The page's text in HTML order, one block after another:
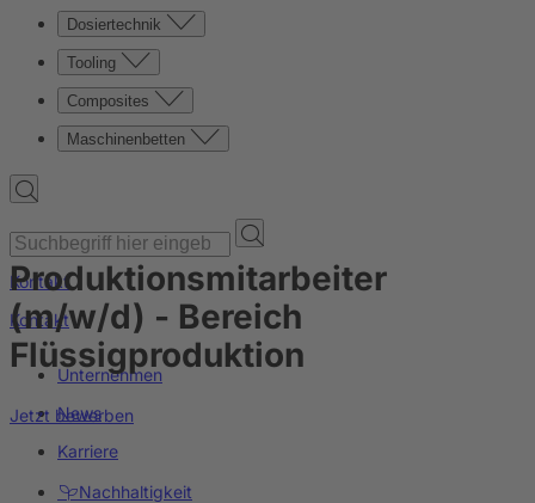
Dosiertechnik
Tooling
Composites
Maschinenbetten
Kontakt
Kontakt
Unternehmen
News
Karriere
Nachhaltigkeit
Produktionsmitarbeiter
(m/w/d) - Bereich
Flüssigproduktion
Jetzt bewerben